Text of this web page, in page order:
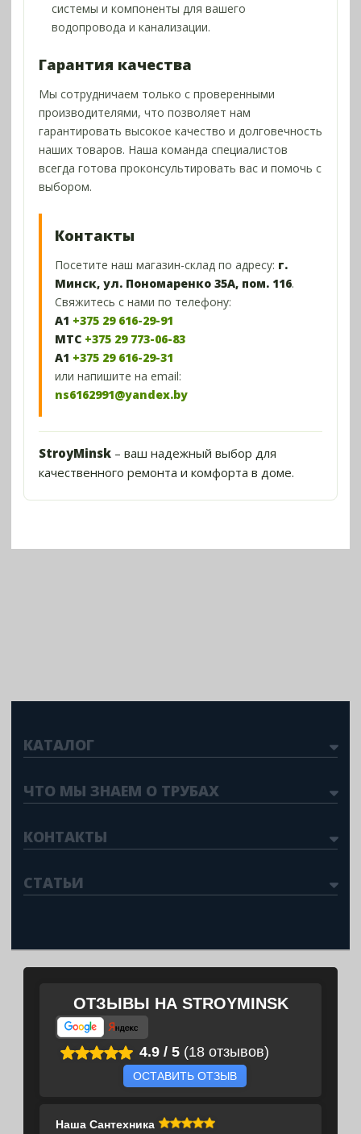
системы и компоненты для вашего
водопровода и канализации.
Гарантия качества
Мы сотрудничаем только с проверенными
производителями, что позволяет нам
гарантировать высокое качество и долговечность
наших товаров. Наша команда специалистов
всегда готова проконсультировать вас и помочь с
выбором.
Контакты
Посетите наш магазин-склад по адресу: г.
Минск, ул. Пономаренко 35А, пом. 116.
Свяжитесь с нами по телефону:
A1 +375 29 616-29-91
МТС +375 29 773-06-83
A1 +375 29 616-29-31
или напишите на email:
ns6162991@yandex.by
StroyMinsk – ваш надежный выбор для
качественного ремонта и комфорта в доме.
КАТАЛОГ
ЧТО МЫ ЗНАЕМ О ТРУБАХ
КОНТАКТЫ
СТАТЬИ
ОТЗЫВЫ НА STROYMINSK
4.9 / 5 (18 отзывов)
ОСТАВИТЬ ОТЗЫВ
Наша Сантехника